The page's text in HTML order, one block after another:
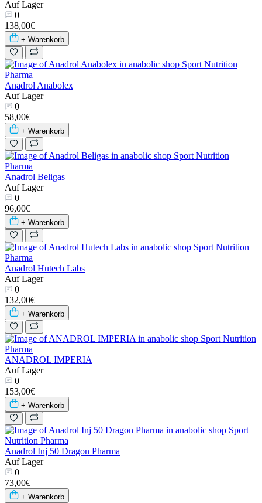
Auf Lager
0
138,00€
+ Warenkorb
Anadrol Anabolex
Auf Lager
0
58,00€
+ Warenkorb
Anadrol Beligas
Auf Lager
0
96,00€
+ Warenkorb
Anadrol Hutech Labs
Auf Lager
0
132,00€
+ Warenkorb
ANADROL IMPERIA
Auf Lager
0
153,00€
+ Warenkorb
Anadrol Inj 50 Dragon Pharma
Auf Lager
0
73,00€
+ Warenkorb